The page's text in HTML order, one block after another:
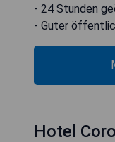
- 24 Stunden
- Guter
Hotel